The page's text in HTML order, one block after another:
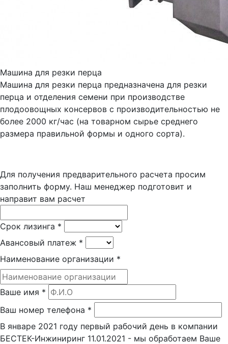
Машина для резки перца
Машина для резки перца предназначена для резки
перца и отделения семени при производстве
плодоовощных консервов с производительностью не
более 2000 кг/час (на товарном сырье среднего
размера правильной формы и одного сорта).
Для получения предварительного расчета просим
заполнить форму. Наш менеджер подготовит и
направит вам расчет
Срок лизинга *
Авансовый платеж *
Наименование организации *
Ваше имя *
Ваш номер телефона *
В январе 2021 году первый рабочий день в компании
БЕСТЕК-Инжиниринг 11.01.2021 - мы обработаем Ваше